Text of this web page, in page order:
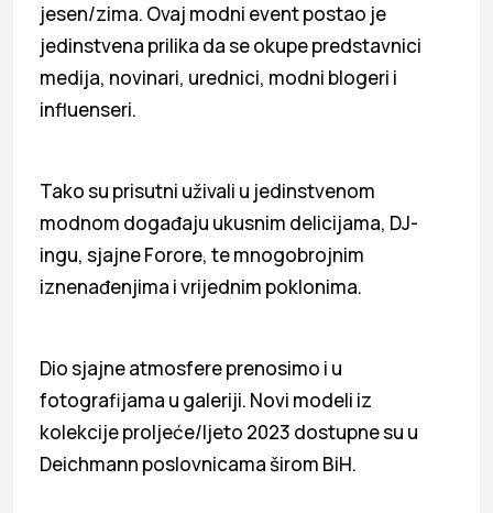
jesen/zima. Ovaj modni event postao je
jedinstvena prilika da se okupe predstavnici
medija, novinari, urednici, modni blogeri i
influenseri.
Tako su prisutni uživali u jedinstvenom
modnom događaju ukusnim delicijama, DJ-
ingu, sjajne Forore, te mnogobrojnim
iznenađenjima i vrijednim poklonima.
Dio sjajne atmosfere prenosimo i u
fotografijama u galeriji. Novi modeli iz
kolekcije proljeće/ljeto 2023 dostupne su u
Deichmann poslovnicama širom BiH.